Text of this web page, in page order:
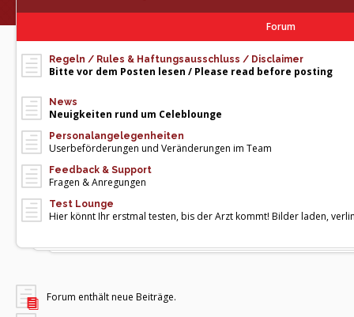
Forum
Regeln / Rules & Haftungsausschluss / Disclaimer
Bitte vor dem Posten lesen / Please read before posting
News
Neuigkeiten rund um Celeblounge
Personalangelegenheiten
Userbeförderungen und Veränderungen im Team
Feedback & Support
Fragen & Anregungen
Test Lounge
Hier könnt Ihr erstmal testen, bis der Arzt kommt! Bilder laden,
Forum enthält neue Beiträge.